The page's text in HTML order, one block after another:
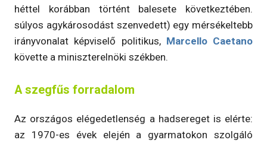
héttel korábban történt balesete következtében.
súlyos agykárosodást szenvedett) egy mérsékeltebb
irányvonalat képviselő politikus, Marcello Caetano
követte a miniszterelnöki székben.
A szegfűs forradalom
Az országos elégedetlenség a hadsereget is elérte:
az 1970-es évek elején a gyarmatokon szolgáló